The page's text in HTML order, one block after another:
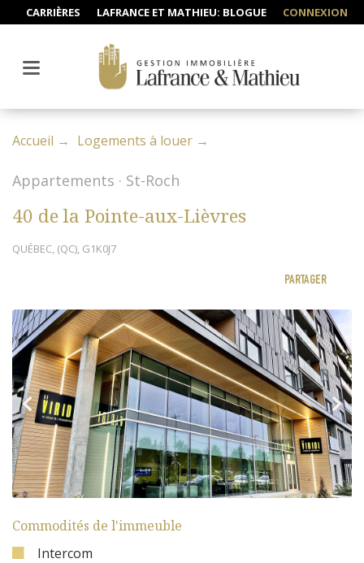
CARRIÈRES LAFRANCE ET MATHIEU: BLOGUE CONNEXION
Accueil Logements à louer
Appartements · St-Roch
40 de la Pointe-aux-Lièvres
QUÉBEC, (QC), G1K0J7
PARTAGER
Commodités de l'immeuble
Intercom